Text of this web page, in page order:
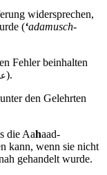
widersprechen,
(‘adamusch-
Fehler beinhalten
).
den Gelehrten
die Aahaad-
kann, wenn sie nicht
gehandelt wurde.